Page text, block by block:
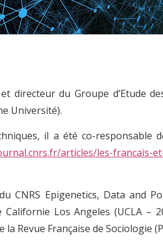
directeur du Groupe d’Etude
Université).
il a été co-responsable
articles/les-francais-
CNRS Epigenetics, Data and
Los Angeles (UCLA –
Revue Française de Sociologie